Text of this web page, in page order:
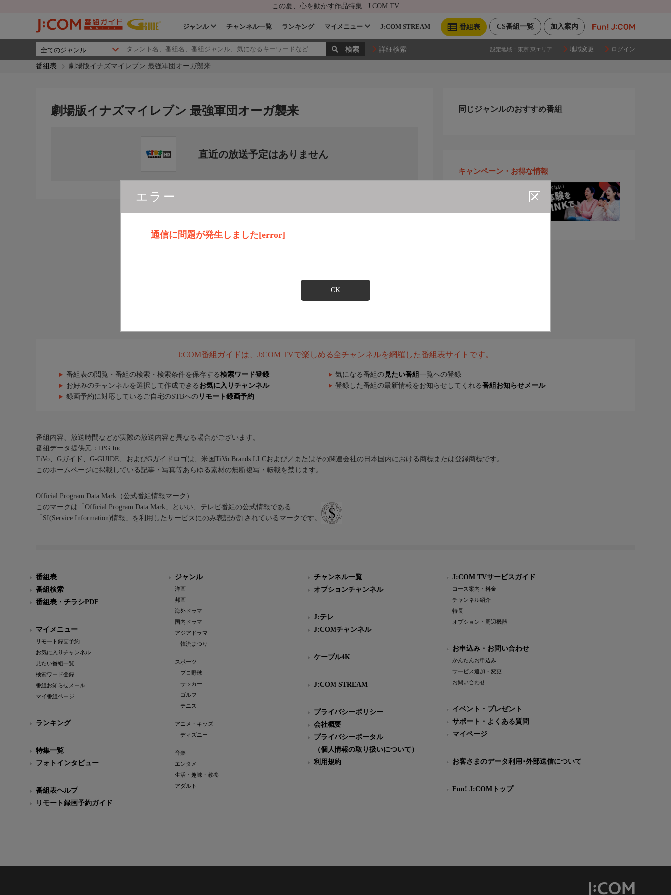
この夏、心を動かす作品特集 | J:COM TV
加入案内
CS番組一覧
番組表
ジャンル チャンネル一覧 ランキング マイメニュー J:COM STREAM
詳細検索 設定地域： 東京 東エリア 地域変更 ログイン
番組表 劇場版イナズマイレブン 最強軍団オーガ襲来
エラー
通信に問題が発生しました[error]
OK
劇場版イナズマイレブン 最強軍団オーガ襲来
直近の放送予定はありません
同じジャンルのおすすめ番組
キャンペーン・お得な情報
J:COM番組ガイドは、J:COM TVで楽しめる全チャンネルを網羅した番組表サイトです。
番組表の閲覧・番組の検索・検索条件を保存する検索ワード登録 気になる番組の 見たい番組 一覧への登録
お好みのチャンネルを選択して作成できる お気に入りチャンネル 登録した番組の最新情報をお知らせしてくれる番組お知らせメール
録画予約に対応しているご自宅のSTBへの リモート録画予約
番組内容、放送時間などが実際の放送内容と異なる場合がございます。
番組データ提供元：IPG Inc.
TiVo、Gガイド、G-GUIDE、およびGガイドロゴは、米国TiVo Brands LLCおよび／またはその関連会社の日本国内における商標または登録商標です。
このホームページに掲載している記事・写真等あらゆる素材の無断複写・転載を禁じます。
Official Program Data Mark（公式番組情報マーク）
このマークは「Official Program Data Mark」といい、テレビ番組の公式情報である
「SI(Service Information)情報」を利用したサービスにのみ表記が許されているマークです。
番組表
番組検索
番組表・チラシPDF
マイメニュー
リモート録画予約
お気に入りチャンネル
見たい番組一覧
検索ワード登録
番組お知らせメール
マイ番組ページ
ランキング
特集一覧
フォトインタビュー
番組表ヘルプ
リモート録画予約ガイド
ジャンル
洋画
邦画
海外ドラマ
国内ドラマ
アジアドラマ
韓流まつり
スポーツ
プロ野球
サッカー
ゴルフ
テニス
アニメ・キッズ
ディズニー
音楽
エンタメ
生活・趣味・教養
アダルト
チャンネル一覧
オプションチャンネル
J:テレ
J:COMチャンネル
ケーブル4K
J:COM STREAM
プライバシーポリシー
会社概要
プライバシーポータル
（個人情報の取り扱いについて）
利用規約
J:COM TVサービスガイド
コース案内・料金
チャンネル紹介
特長
オプション・周辺機器
お申込み・お問い合わせ
かんたんお申込み
サービス追加・変更
お問い合わせ
イベント・プレゼント
サポート・よくある質問
マイページ
お客さまのデータ利用･外部送信について
Fun! J:COMトップ